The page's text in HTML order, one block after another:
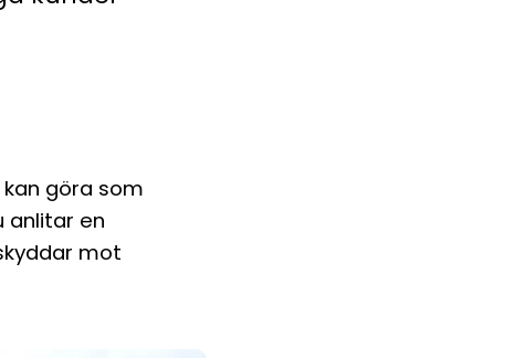
göra som
anlitar en
mot